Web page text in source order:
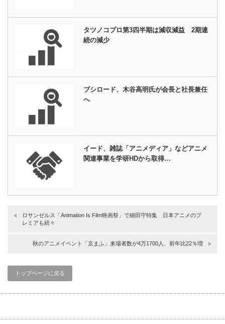
タツノコプロ第3四半期は減収減益 2期連
続の減少
ブシロード、木谷高明氏が会長と社長兼任
へ
イード、雑誌「アニメディア」などアニメ
関連事業を学研HDから取得…
ロサンゼルス「Animation Is Film映画祭」で細田守特集 日本アニメのプ
レミアも続々
秋のアニメイベント「京まふ」来場者数が4万1700人、前年比22％増
トップページに戻る